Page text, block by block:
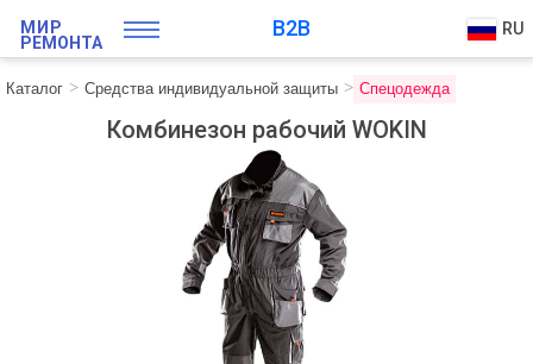
МИР
РЕМОНТА
B2B RU
Каталог Средства индивидуальной защиты Спецодежда
Комбинезон рабочий WOKIN